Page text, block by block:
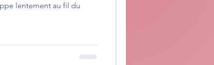
lentement au fil du